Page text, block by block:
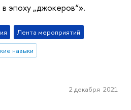
эпоху „джокеров“».
Лента мероприятий
навыки
2 декабря 2021